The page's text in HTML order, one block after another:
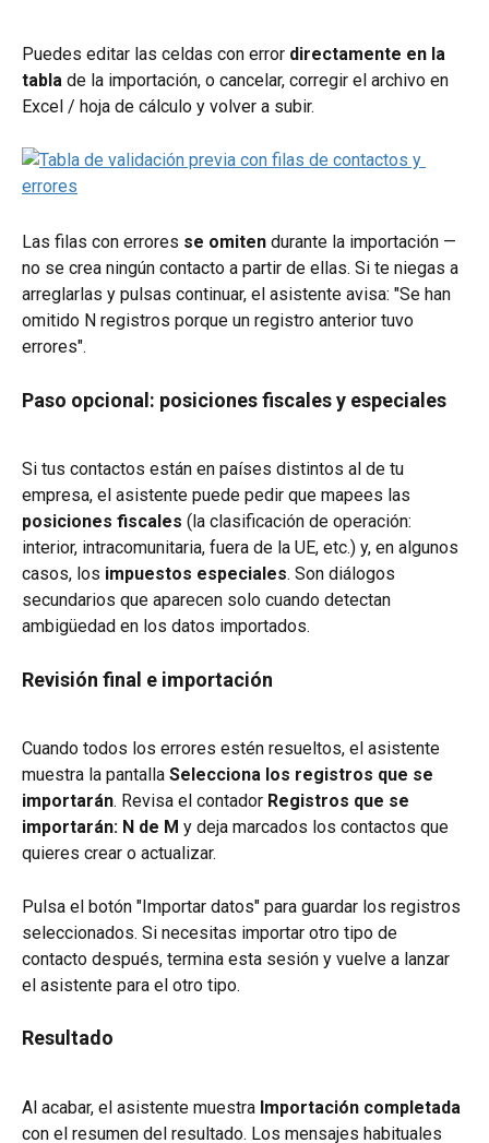
Puedes editar las celdas con error directamente en la
tabla de la importación, o cancelar, corregir el archivo en
Excel / hoja de cálculo y volver a subir.
Las filas con errores se omiten durante la importación —
no se crea ningún contacto a partir de ellas. Si te niegas a
arreglarlas y pulsas continuar, el asistente avisa: "Se han
omitido N registros porque un registro anterior tuvo
errores".
Paso opcional: posiciones fiscales y especiales
Si tus contactos están en países distintos al de tu
empresa, el asistente puede pedir que mapees las
posiciones fiscales (la clasificación de operación:
interior, intracomunitaria, fuera de la UE, etc.) y, en algunos
casos, los impuestos especiales. Son diálogos
secundarios que aparecen solo cuando detectan
ambigüedad en los datos importados.
Revisión final e importación
Cuando todos los errores estén resueltos, el asistente
muestra la pantalla Selecciona los registros que se
importarán. Revisa el contador Registros que se
importarán: N de M y deja marcados los contactos que
quieres crear o actualizar.
Pulsa el botón "Importar datos" para guardar los registros
seleccionados. Si necesitas importar otro tipo de
contacto después, termina esta sesión y vuelve a lanzar
el asistente para el otro tipo.
Resultado
Al acabar, el asistente muestra Importación completada
con el resumen del resultado. Los mensajes habituales